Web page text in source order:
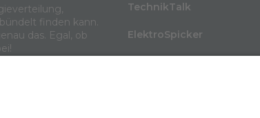
finden kann.
das. Egal, ob
TechnikTalk
ElektroSpicker